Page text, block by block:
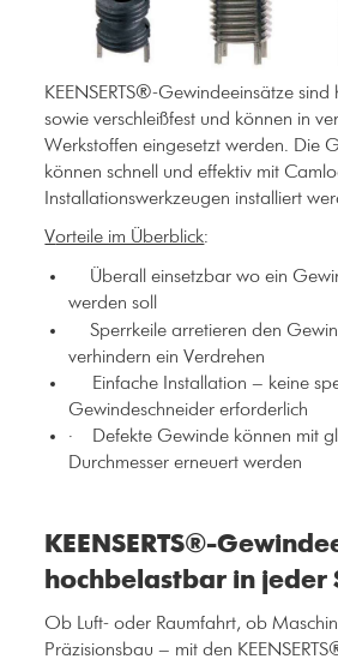
KEENSERTS®-Gewindeeinsätze
sowie verschleißfest und können in
Werkstoffen eingesetzt werden. Die
können schnell und effektiv mit
Installationswerkzeugen installiert
Vorteile im Überblick:
Überall einsetzbar wo ein
werden soll
Sperrkeile arretieren den
verhindern ein Verdrehen
Einfache Installation – keine
Gewindeschneider erforderlich
·
Defekte Gewinde können mit
Durchmesser erneuert werden
KEENSERTS®-
hochbelastbar in jeder
Ob Luft- oder Raumfahrt, ob
Präzisionsbau – mit den